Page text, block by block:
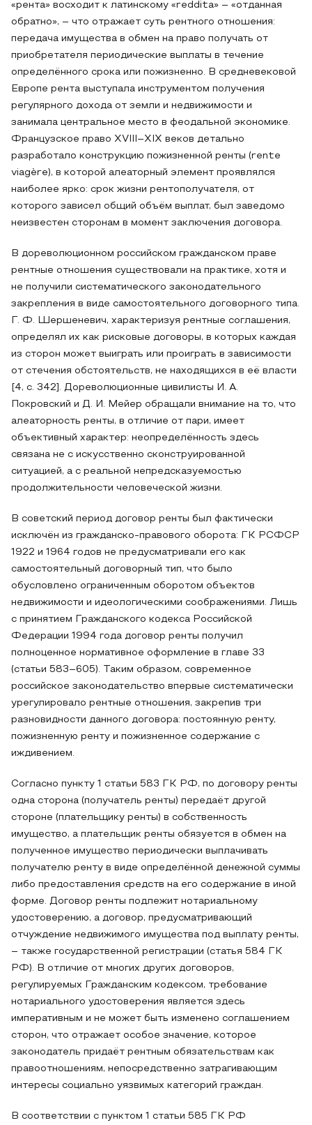
«рента» восходит к латинскому «reddita» – «отданная
обратно», – что отражает суть рентного отношения:
передача имущества в обмен на право получать от
приобретателя периодические выплаты в течение
определённого срока или пожизненно. В средневековой
Европе рента выступала инструментом получения
регулярного дохода от земли и недвижимости и
занимала центральное место в феодальной экономике.
Французское право XVIII–XIX веков детально
разработало конструкцию пожизненной ренты (rente
viagère), в которой алеаторный элемент проявлялся
наиболее ярко: срок жизни рентополучателя, от
которого зависел общий объём выплат, был заведомо
неизвестен сторонам в момент заключения договора.
В дореволюционном российском гражданском праве
рентные отношения существовали на практике, хотя и
не получили систематического законодательного
закрепления в виде самостоятельного договорного типа.
Г. Ф. Шершеневич, характеризуя рентные соглашения,
определял их как рисковые договоры, в которых каждая
из сторон может выиграть или проиграть в зависимости
от стечения обстоятельств, не находящихся в её власти
[4, с. 342]. Дореволюционные цивилисты И. А.
Покровский и Д. И. Мейер обращали внимание на то, что
алеаторность ренты, в отличие от пари, имеет
объективный характер: неопределённость здесь
связана не с искусственно сконструированной
ситуацией, а с реальной непредсказуемостью
продолжительности человеческой жизни.
В советский период договор ренты был фактически
исключён из гражданско-правового оборота: ГК РСФСР
1922 и 1964 годов не предусматривали его как
самостоятельный договорный тип, что было
обусловлено ограниченным оборотом объектов
недвижимости и идеологическими соображениями. Лишь
с принятием Гражданского кодекса Российской
Федерации 1994 года договор ренты получил
полноценное нормативное оформление в главе 33
(статьи 583–605). Таким образом, современное
российское законодательство впервые систематически
урегулировало рентные отношения, закрепив три
разновидности данного договора: постоянную ренту,
пожизненную ренту и пожизненное содержание с
иждивением.
Согласно пункту 1 статьи 583 ГК РФ, по договору ренты
одна сторона (получатель ренты) передаёт другой
стороне (плательщику ренты) в собственность
имущество, а плательщик ренты обязуется в обмен на
полученное имущество периодически выплачивать
получателю ренту в виде определённой денежной суммы
либо предоставления средств на его содержание в иной
форме. Договор ренты подлежит нотариальному
удостоверению, а договор, предусматривающий
отчуждение недвижимого имущества под выплату ренты,
– также государственной регистрации (статья 584 ГК
РФ). В отличие от многих других договоров,
регулируемых Гражданским кодексом, требование
нотариального удостоверения является здесь
императивным и не может быть изменено соглашением
сторон, что отражает особое значение, которое
законодатель придаёт рентным обязательствам как
правоотношениям, непосредственно затрагивающим
интересы социально уязвимых категорий граждан.
В соответствии с пунктом 1 статьи 585 ГК РФ